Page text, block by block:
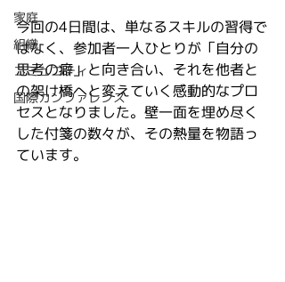
家庭
組織
コミュニティ
国際カンファレンス
今回の4日間は、単なるスキルの習得で
はなく、参加者一人ひとりが「自分の
思考の癖」と向き合い、それを他者と
の架け橋へと変えていく感動的なプロ
セスとなりました。壁一面を埋め尽く
した付箋の数々が、その熱量を物語っ
ています。